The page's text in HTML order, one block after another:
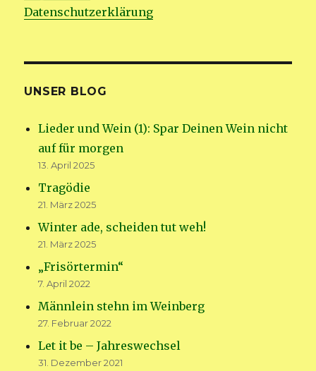
Datenschutzerklärung
UNSER BLOG
Lieder und Wein (1): Spar Deinen Wein nicht
auf für morgen
13. April 2025
Tragödie
21. März 2025
Winter ade, scheiden tut weh!
21. März 2025
„Frisörtermin“
7. April 2022
Männlein stehn im Weinberg
27. Februar 2022
Let it be – Jahreswechsel
31. Dezember 2021